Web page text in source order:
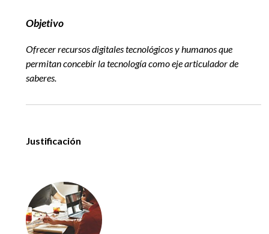
Objetivo
Ofrecer recursos digitales tecnológicos y humanos que
permitan concebir la tecnología como eje articulador de
saberes.
Justificación